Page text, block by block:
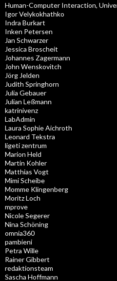
Human-Computer Interaction,
Igor Velykokhathko
Indra Burkart
Inken Petersen
Jan Schwarzer
Jessica Broscheit
Johannes Zagermann
John Wenskovitch
Jörg Jelden
Judith Springhorn
Julia Gebauer
Julian Leßmann
katrinivenz
LabAdmin
Laura Sophie Aichroth
Leonard Tekstra
ligeti zentrum
Marion Held
Martin Kohler
Matthias Vogt
Mimi Scheibe
Momme Klingenberg
Moritz Loch
mprove
Nicole Segerer
Nina Schöning
omnia360
pambieni
Petra Wille
Rainer Gibbert
redaktionsteam
Sascha Hoffmann